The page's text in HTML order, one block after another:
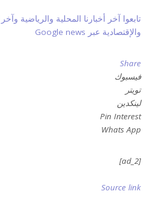
تابعوا آخر أخبارنا المحلية والرياضية
والإقتصادية عبر Google news
Share
فيسبوك
تويتر
لينكدين
Pin Interest
Whats App
[ad_2]
Source link